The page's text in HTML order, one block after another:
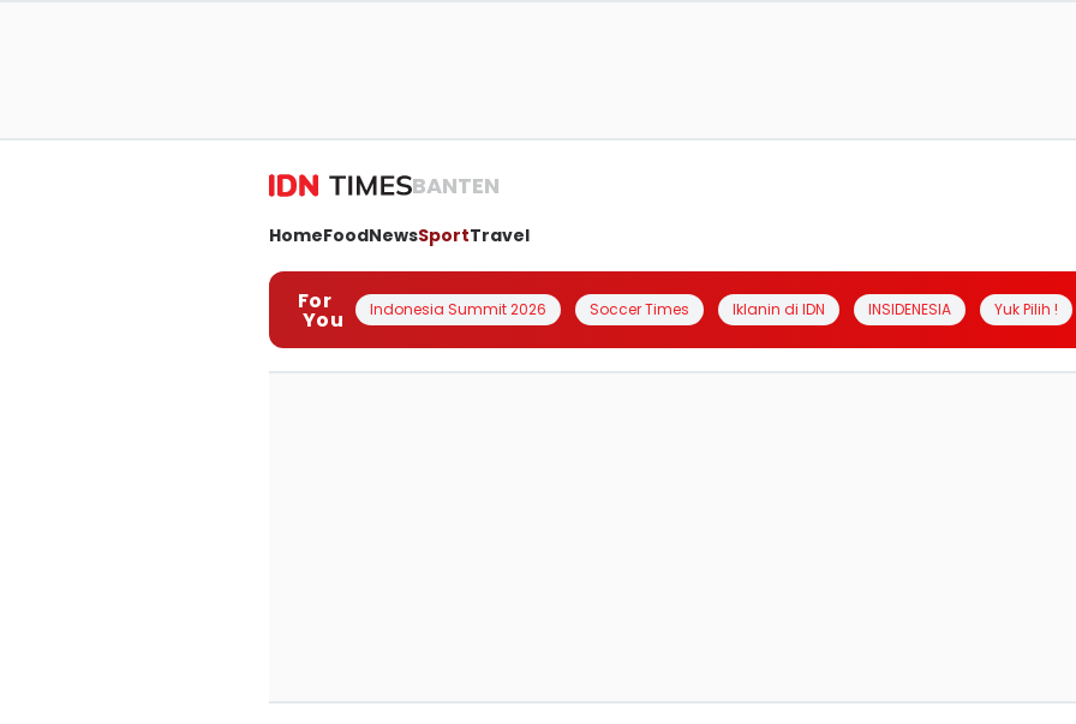
BANTEN
HomeFoodNewsSportTravel
For
You Indonesia Summit 2026 Soccer Times Iklanin di IDN INSIDENESIA Yuk Pilih !